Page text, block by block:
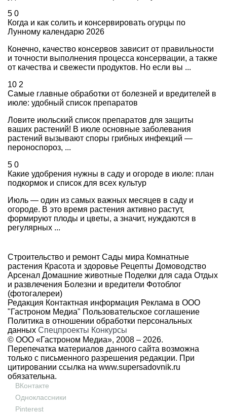
5 0
Когда и как солить и консервировать огурцы по
Лунному календарю 2026
Конечно, качество консервов зависит от правильности
и точности выполнения процесса консервации, а также
от качества и свежести продуктов. Но если вы ...
10 2
Самые главные обработки от болезней и вредителей в
июле: удобный список препаратов
Ловите июльский список препаратов для защиты
ваших растений! В июле основные заболевания
растений вызывают споры грибных инфекций —
пероноспороз, ...
5 0
Какие удобрения нужны в саду и огороде в июле: план
подкормок и список для всех культур
Июль — один из самых важных месяцев в саду и
огороде. В это время растения активно растут,
формируют плоды и цветы, а значит, нуждаются в
регулярных ...
Строительство и ремонт Сады мира Комнатные
растения Красота и здоровье Рецепты Домоводство
Арсенал Домашние животные Поделки для сада Отдых
и развлечения Болезни и вредители Фотоблог
(фотогалереи)
Редакция Контактная информация Реклама в ООО
"Гастроном Медиа" Пользовательское соглашение
Политика в отношении обработки персональных
данных Спецпроекты Конкурсы
© ООО «Гастроном Медиа», 2008 – 2026.
Перепечатка материалов данного сайта возможна
только с письменного разрешения редакции. При
цитировании ссылка на www.supersadovnik.ru
обязательна.
ВКонтакте
Одноклассники
Pinterest